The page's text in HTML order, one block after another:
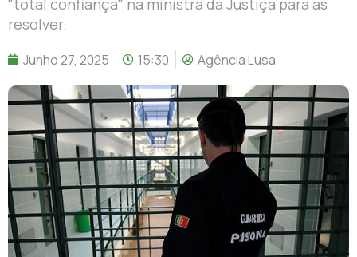
"total confiança" na ministra da Justiça para as
resolver.
Junho 27, 2025 15:30 Agência Lusa